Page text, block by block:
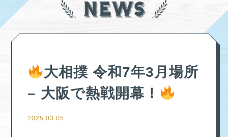
大相撲 令和7年3月場所
– 大阪で熱戦開幕！
2025.03.05